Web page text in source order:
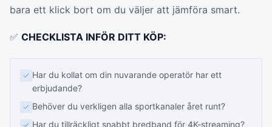
bara ett klick bort om du väljer att jämföra smart.
✅ CHECKLISTA INFÖR DITT KÖP:
Har du kollat om din nuvarande operatör har ett
erbjudande?
Behöver du verkligen alla sportkanaler året runt?
Har du tillräckligt snabbt bredband för 4K-streaming?